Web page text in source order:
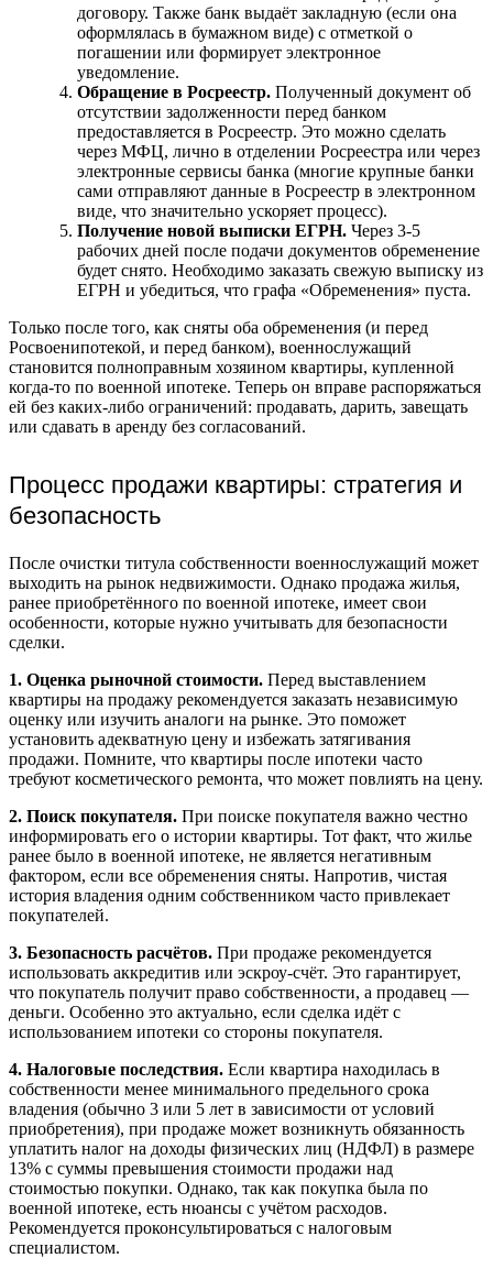
договору. Также банк выдаёт закладную (если она
оформлялась в бумажном виде) с отметкой о
погашении или формирует электронное
уведомление.
Обращение в Росреестр. Полученный документ об
отсутствии задолженности перед банком
предоставляется в Росреестр. Это можно сделать
через МФЦ, лично в отделении Росреестра или через
электронные сервисы банка (многие крупные банки
сами отправляют данные в Росреестр в электронном
виде, что значительно ускоряет процесс).
Получение новой выписки ЕГРН. Через 3-5
рабочих дней после подачи документов обременение
будет снято. Необходимо заказать свежую выписку из
ЕГРН и убедиться, что графа «Обременения» пуста.
Только после того, как сняты оба обременения (и перед
Росвоенипотекой, и перед банком), военнослужащий
становится полноправным хозяином квартиры, купленной
когда-то по военной ипотеке. Теперь он вправе распоряжаться
ей без каких-либо ограничений: продавать, дарить, завещать
или сдавать в аренду без согласований.
Процесс продажи квартиры: стратегия и
безопасность
После очистки титула собственности военнослужащий может
выходить на рынок недвижимости. Однако продажа жилья,
ранее приобретённого по военной ипотеке, имеет свои
особенности, которые нужно учитывать для безопасности
сделки.
1. Оценка рыночной стоимости. Перед выставлением
квартиры на продажу рекомендуется заказать независимую
оценку или изучить аналоги на рынке. Это поможет
установить адекватную цену и избежать затягивания
продажи. Помните, что квартиры после ипотеки часто
требуют косметического ремонта, что может повлиять на цену.
2. Поиск покупателя. При поиске покупателя важно честно
информировать его о истории квартиры. Тот факт, что жилье
ранее было в военной ипотеке, не является негативным
фактором, если все обременения сняты. Напротив, чистая
история владения одним собственником часто привлекает
покупателей.
3. Безопасность расчётов. При продаже рекомендуется
использовать аккредитив или эскроу-счёт. Это гарантирует,
что покупатель получит право собственности, а продавец —
деньги. Особенно это актуально, если сделка идёт с
использованием ипотеки со стороны покупателя.
4. Налоговые последствия. Если квартира находилась в
собственности менее минимального предельного срока
владения (обычно 3 или 5 лет в зависимости от условий
приобретения), при продаже может возникнуть обязанность
уплатить налог на доходы физических лиц (НДФЛ) в размере
13% с суммы превышения стоимости продажи над
стоимостью покупки. Однако, так как покупка была по
военной ипотеке, есть нюансы с учётом расходов.
Рекомендуется проконсультироваться с налоговым
специалистом.